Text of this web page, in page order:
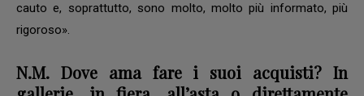
cauto e, soprattutto, sono molto, molto più informato, più
rigoroso».
N.M. Dove ama fare i suoi acquisti? In